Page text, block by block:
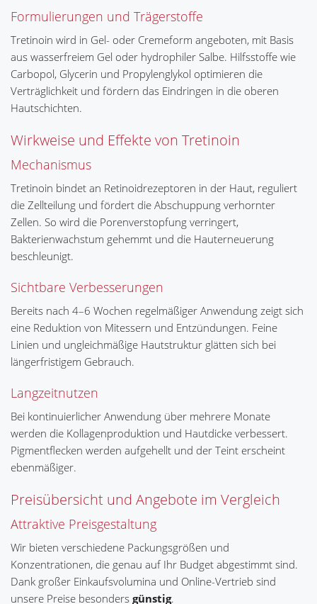
Formulierungen und Trägerstoffe
Tretinoin wird in Gel- oder Cremeform angeboten, mit Basis
aus wasserfreiem Gel oder hydrophiler Salbe. Hilfsstoffe wie
Carbopol, Glycerin und Propylenglykol optimieren die
Verträglichkeit und fördern das Eindringen in die oberen
Hautschichten.
Wirkweise und Effekte von Tretinoin
Mechanismus
Tretinoin bindet an Retinoidrezeptoren in der Haut, reguliert
die Zellteilung und fördert die Abschuppung verhornter
Zellen. So wird die Porenverstopfung verringert,
Bakterienwachstum gehemmt und die Hauterneuerung
beschleunigt.
Sichtbare Verbesserungen
Bereits nach 4–6 Wochen regelmäßiger Anwendung zeigt sich
eine Reduktion von Mitessern und Entzündungen. Feine
Linien und ungleichmäßige Hautstruktur glätten sich bei
längerfristigem Gebrauch.
Langzeitnutzen
Bei kontinuierlicher Anwendung über mehrere Monate
werden die Kollagenproduktion und Hautdicke verbessert.
Pigmentflecken werden aufgehellt und der Teint erscheint
ebenmäßiger.
Preisübersicht und Angebote im Vergleich
Attraktive Preisgestaltung
Wir bieten verschiedene Packungsgrößen und
Konzentrationen, die genau auf Ihr Budget abgestimmt sind.
Dank großer Einkaufsvolumina und Online-Vertrieb sind
unsere Preise besonders günstig.